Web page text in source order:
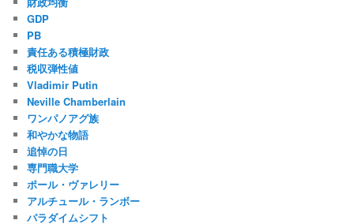
GDP
PB
責任ある積極財政
税収弾性値
Vladimir Putin
Neville Chamberlain
ワンパノアグ族
和やかな物語
追悼の日
専門職大学
ポール・ヴァレリー
アルチュール・ランボー
パラダイムシフト